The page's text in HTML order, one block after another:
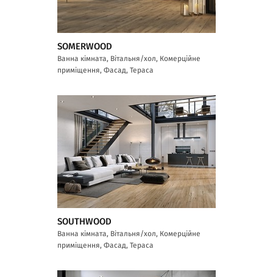
SOMERWOOD
Ванна кімната, Вітальня/хол, Комерційне
приміщення, Фасад, Тераса
SOUTHWOOD
Ванна кімната, Вітальня/хол, Комерційне
приміщення, Фасад, Тераса